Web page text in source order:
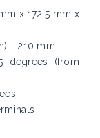
x 172.5 mm x
- 210 mm
degrees (from